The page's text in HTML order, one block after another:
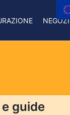
guide
NEGOZI
×